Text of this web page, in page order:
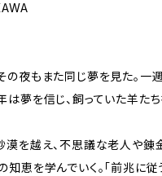
の夜もまた同じ夢を見た。一
夢を信じ、飼っていた羊た
漠を越え、不思議な老人や錬
恵を学んでいく。「前兆に従